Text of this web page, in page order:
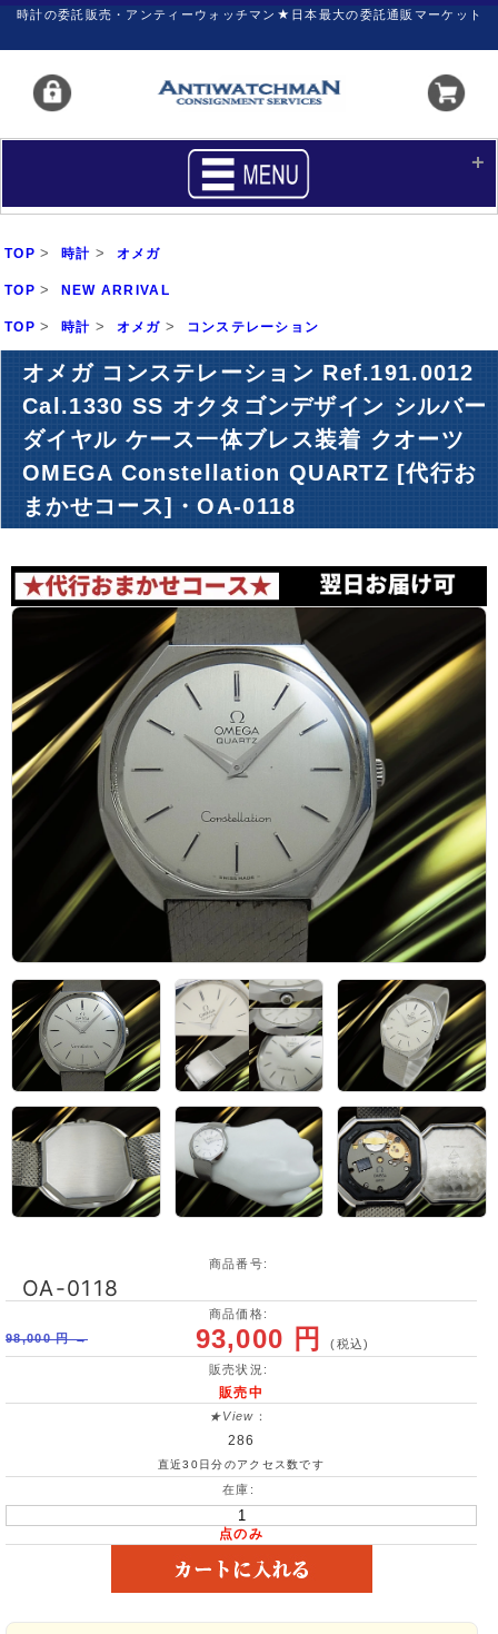
時計の委託販売・アンティーウォッチマン★日本最大の委託通販マーケット
買いたい
サポート マイページ
新着リスト 価格ダウン
価格の交渉 時計の修理
カレンダープライス ファイナルボックス
アーカイブ ブログ・特集記事
TOP > 時計 > オメガ
TOP > NEW ARRIVAL
TOP > 時計 > オメガ > コンステレーション
オメガ コンステレーション Ref.191.0012
Cal.1330 SS オクタゴンデザイン シルバー
ダイヤル ケース一体ブレス装着 クオーツ
OMEGA Constellation QUARTZ [代行お
まかせコース]・OA-0118
商品番号:
OA-0118
商品価格:
98,000 円 →
93,000 円(税込)
販売状況:
販売中
★View ：
286
直近30日分のアクセス数です
在庫:
点のみ